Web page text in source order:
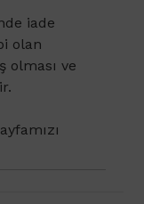
iade
olan
olması ve